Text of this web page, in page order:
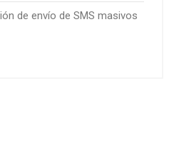
de envío de SMS masivos